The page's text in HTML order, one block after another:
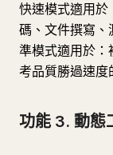
快速模式適用於
碼、文件撰寫、
準模式適用於：
考品質勝過速度
功能 3. 動態